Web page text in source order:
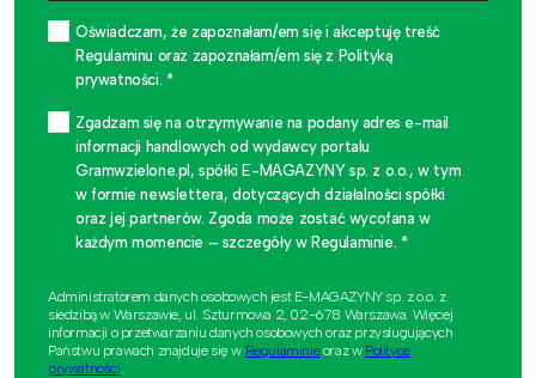
Oświadczam, że zapoznałam/em się i akceptuję treść
Regulaminu oraz zapoznałam/em się z Polityką
prywatności. *
Zgadzam się na otrzymywanie na podany adres e-mail
informacji handlowych od wydawcy portalu
Gramwzielone.pl, spółki E-MAGAZYNY sp. z o.o., w tym
w formie newslettera, dotyczących działalności spółki
oraz jej partnerów. Zgoda może zostać wycofana w
każdym momencie – szczegóły w Regulaminie. *
Administratorem danych osobowych jest E-MAGAZYNY sp. z o.o. z
siedzibą w Warszawie, ul. Szturmowa 2, 02-678 Warszawa. Więcej
informacji o przetwarzaniu danych osobowych oraz przysługujących
Państwu prawach znajduje się w Regulaminieoraz w Polityce
prywatności.